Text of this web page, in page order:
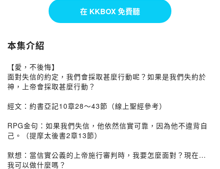
在 KKBOX 免費聽
本集介紹
【愛，不後悔】
面對失信的約定，我們會採取甚麼行動呢？如果是我們失約於
神，上帝會採取甚麼行動？
經文：約書亞記10章28～43節（線上聖經參考）
RPG金句：如果我們失信，他依然信實可靠，因為他不違背自
己。（提摩太後書2章13節）
默想：當信實公義的上帝施行審判時，我要怎麼面對？現在…
我可以做什麼嗎？